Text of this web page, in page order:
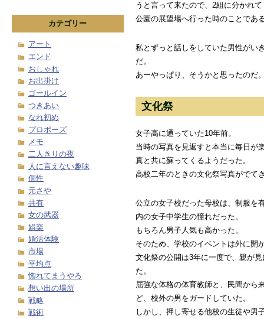
うと言って来たので、2組に分かれ
公園の展望場へ行った時のことであ
私とずっと話しをしていた男性がい
だ。
あーやっぱり、そうかと思ったのだ
文化祭
女子高に通っていた10年前。
当時の写真を見返すと本当に毎日が
真と共に蘇ってくるようだった。
高校二年のときの文化祭写真がでて
公立の女子校だった母校は、制服を
内の女子中学生の憧れだった。
もちろん男子人気も高かった。
そのため、学校のイベントは外に開
文化祭の公開は3年に一度で、親が
た。
屈強な体格の体育教師と、民間から
ど、校外の男をガードしていた。
しかし、押し寄せる他校の生徒や男
カテゴリー
アート
エンド
おしゃれ
お出掛け
ゴールイン
つきあい
なれ初め
プロポーズ
メモ
二人きりの夜
人に言えない趣味
個性
元さや
共有
女の武器
娯楽
婚活体験
市場
平均点
惚れてまうやろ
想い出の場所
戦略
戦術